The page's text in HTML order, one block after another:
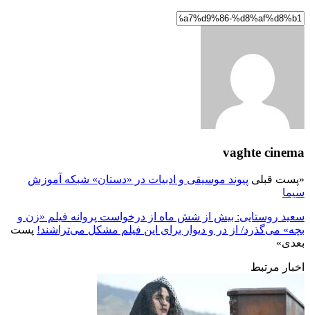
vaghte cinema
«پست قبلی پیوند موسیقی و ادبیات در «دستان» شبکه آموزش
سیما
سعید روستایی: بیش از شش ماه از درخواست پروانه فیلم «زن و
بچه» می‌گذرد/ از در و دیوار برای این فیلم مشکل می‌تراشند! پست
بعدی»
اخبار مرتبط